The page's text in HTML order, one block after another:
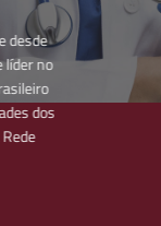
desde
líder no
dos